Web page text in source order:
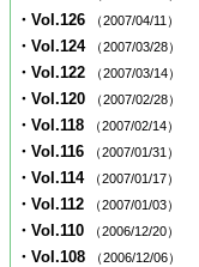
・Vol.126 （2007/04/11）
・Vol.124 （2007/03/28）
・Vol.122 （2007/03/14）
・Vol.120 （2007/02/28）
・Vol.118 （2007/02/14）
・Vol.116 （2007/01/31）
・Vol.114 （2007/01/17）
・Vol.112 （2007/01/03）
・Vol.110 （2006/12/20）
・Vol.108 （2006/12/06）